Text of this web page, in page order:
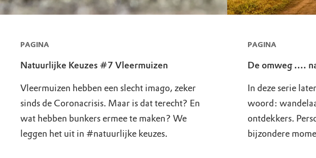
PAGINA
Natuurlijke Keuzes #7 Vleermuizen
Vleermuizen hebben een slecht imago, zeker
sinds de Coronacrisis. Maar is dat terecht? En
wat hebben bunkers ermee te maken? We
leggen het uit in #natuurlijke keuzes.
PAGINA
De omweg ....
In deze serie
woord:
ontdekkers.
bijzondere